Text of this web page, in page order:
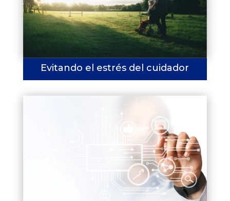
Evitando el estrés del cuidador